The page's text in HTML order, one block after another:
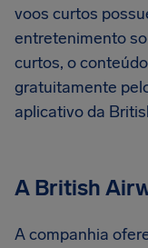
voos curtos
entretenimento
curtos, o
gratuitamente
aplicativo da
A British
A companhia